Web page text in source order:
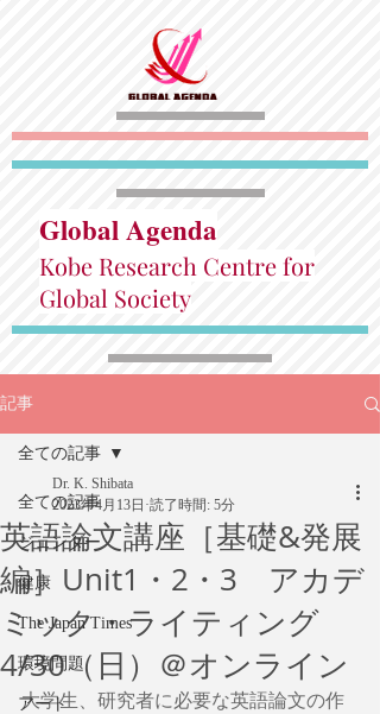
Global Agenda
Kobe Research Centre for
Global Society
記事
全ての記事
ジェンダー
健康
The Japan Times
環境問題
アート
全ての記事
英語論文講座［基礎&発展
編］Unit1・2・3 アカデ
ミック・ライティング
4/30（日）＠オンライン
Dr. K. Shibata
2023年4月13日 読了時間: 5分
大学生、研究者に必要な英語論文の作